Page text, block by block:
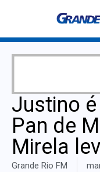
Justino
Pan de
Mirela
Grande Rio FM